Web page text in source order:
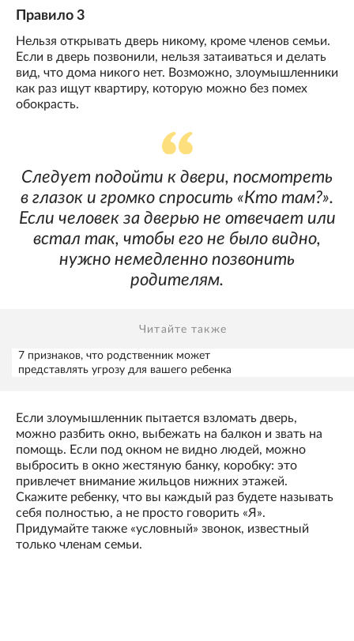
Правило 3
Нельзя открывать дверь никому, кроме членов семьи.
Если в дверь позвонили, нельзя затаиваться и делать
вид, что дома никого нет. Возможно, злоумышленники
как раз ищут квартиру, которую можно без помех
обокрасть.
Следует подойти к двери, посмотреть
в глазок и громко спросить «Кто там?».
Если человек за дверью не отвечает или
встал так, чтобы его не было видно,
нужно немедленно позвонить
родителям.
Читайте также
7 признаков, что родственник может
представлять угрозу для вашего ребенка
Если злоумышленник пытается взломать дверь,
можно разбить окно, выбежать на балкон и звать на
помощь. Если под окном не видно людей, можно
выбросить в окно жестяную банку, коробку: это
привлечет внимание жильцов нижних этажей.
Скажите ребенку, что вы каждый раз будете называть
себя полностью, а не просто говорить «Я».
Придумайте также «условный» звонок, известный
только членам семьи.